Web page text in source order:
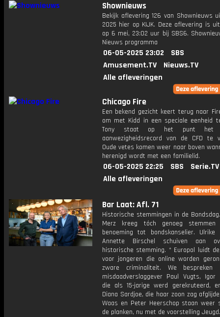
Shownieuws
Bekijk aflevering 126 van Shownieuws
2025 hier op KIJK. Deze aflevering is
op 6 mei, 23:02 uur bij SBS6.
Nieuws programma
06-05-2025 23:02
SBS
Amusement.TV
Nieuws.TV
Alle afleveringen
Chicago Fire
Een bekend gezicht keert terug naar
om met Kidd in een speciale eenheid
Tony staat op het punt het
aanwezigheidsrecord van de CFD te
Oude vetes komen weer naar boven
herenigd wordt met een familielid.
06-05-2025 22:25 SBS
Serie.TV
Alle afleveringen
Bar Laat: Afl. 71
Historische stemmingen in de
Merz kreeg tóch genoeg
benoeming tot bondskanselier. Ulrike
Annette Birschel schuiven aan
historische stemming. * Europol luidt
voor jongeren die online worden
zware criminaliteit. We
misdaadverslaggever Paul Vugts, Igor
die als 15-jarige werd gerekruteerd,
Diana Sardjoe, die haar zoon zag
Waas en Peter Heerschop staan weer
de planken, nu met de voorstelling Jeugd.